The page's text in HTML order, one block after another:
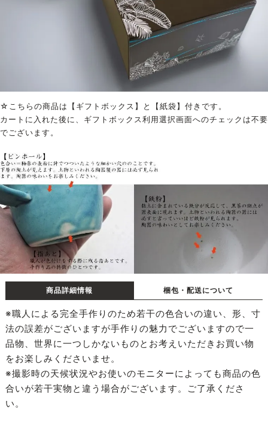
☆こちらの商品は【ギフトボックス】と【紙袋】付きです。
カートに入れた後に、ギフトボックス利用選択画面へのチェックは不要
でございます。
商品詳細情報 梱包・配送について
※職人による完全手作りのため若干の色合いの違い、形、寸
法の誤差がございますが手作りの魅力でございますので一
品物、世界に一つしかないものとお考えいただきお買い物
をお楽しみくださいませ。
※撮影時の天候状況やお使いのモニターによっても商品の色
合いが若干実物と違う場合がございます。ご了承くださ
い。